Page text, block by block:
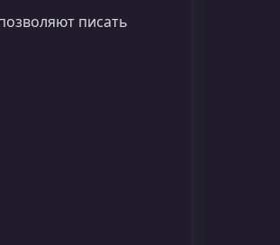
писать